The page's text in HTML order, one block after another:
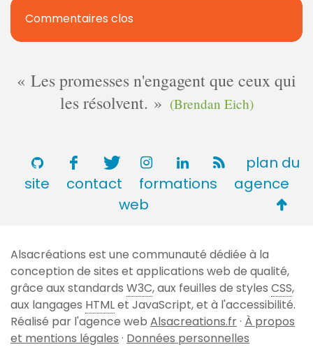
Commentaires clos
Les promesses n'engagent que ceux qui
les résolvent.
(Brendan Eich)
plan du
site
contact formations
agence
web
de
page
Alsacréations est une communauté dédiée à la
conception de sites et applications web de qualité,
grâce aux standards W3C, aux feuilles de styles CSS,
aux langages HTMLet JavaScript, et à l'accessibilité.
Réalisé par l'agence web Alsacreations.fr· À propos
et mentions légales · Données personnelles